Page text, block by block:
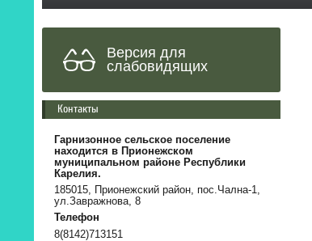
Версия для
слабовидящих
Контакты
Гарнизонное сельское поселение
находится в Прионежском
муниципальном районе Республики
Карелия.
185015, Прионежский район, пос.Чална-1,
ул.Завражнова, 8
Телефон
8(8142)713151